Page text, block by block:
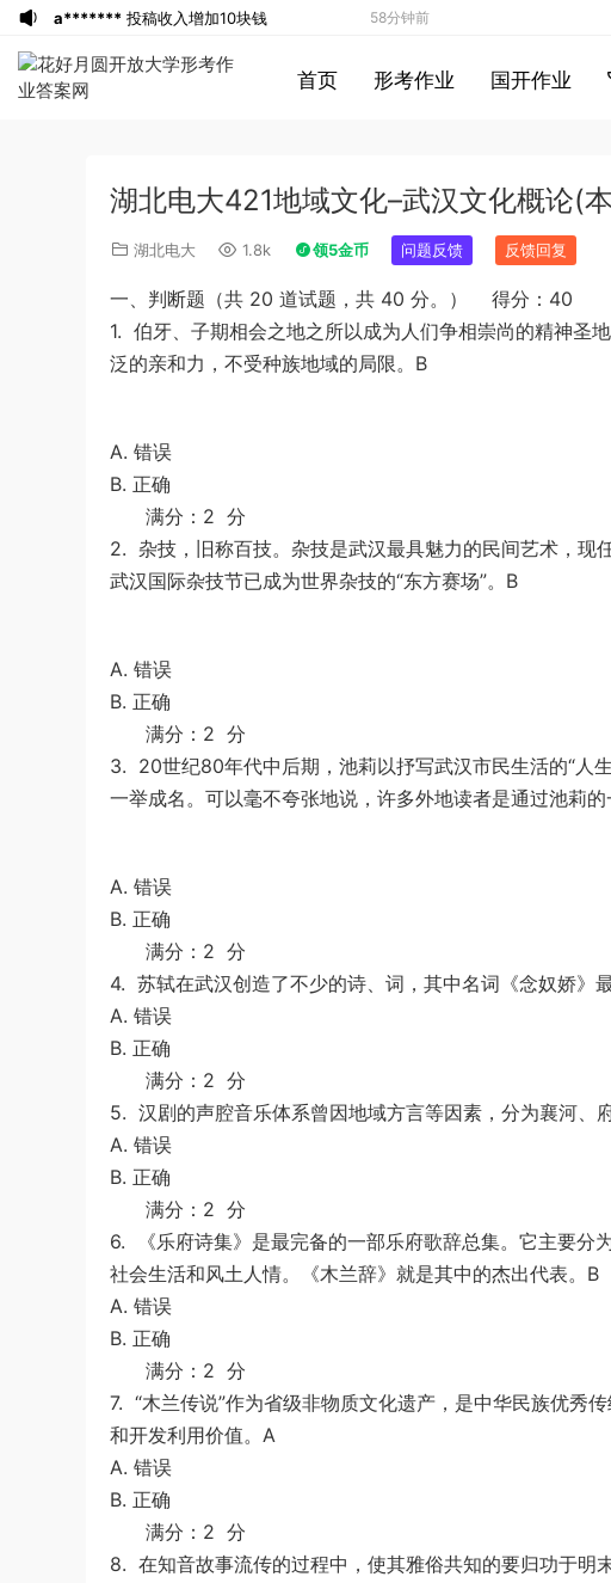
首页 形考作业 国开作业
湖北电大421地域文化–武汉文化概论(
湖北电大 1.8k 领5金币 问题反馈 反馈回复
一、判断题（共 20 道试题，共 40 分。） 得分：40
1. 伯牙、子期相会之地之所以成为人们争相崇尚的精神圣
泛的亲和力，不受种族地域的局限。B
A. 错误
B. 正确
满分：2 分
2. 杂技，旧称百技。杂技是武汉最具魅力的民间艺术，现
武汉国际杂技节已成为世界杂技的“东方赛场”。B
A. 错误
B. 正确
满分：2 分
3. 20世纪80年代中后期，池莉以抒写武汉市民生活的“
一举成名。可以毫不夸张地说，许多外地读者是通过池莉
A. 错误
B. 正确
满分：2 分
4. 苏轼在武汉创造了不少的诗、词，其中名词《念奴娇》
A. 错误
B. 正确
满分：2 分
5. 汉剧的声腔音乐体系曾因地域方言等因素，分为襄河、
A. 错误
B. 正确
满分：2 分
6.
《乐府诗集》是最完备的一部乐府歌辞总集。它主要
社会生活和风土人情。《木兰辞》就是其中的杰出代表。B
A. 错误
B. 正确
满分：2 分
7. “木兰传说”作为省级非物质文化遗产，是中华民族优秀
和开发利用价值。A
A. 错误
B. 正确
满分：2 分
8. 在知音故事流传的过程中，使其雅俗共知的要归功于明
a******* 投稿收入增加10块钱 58分钟前
u*******购买了资源順著大腦來生活：
從起床到就寢，用大腦喜歡的模式，活出
u******* 59分钟前
u*******签到打卡，获得1元奖励 2小时前
2小时前
员考试《行测》真题（A卷）参考答案及
3小时前
u*******签到打卡，获得1元奖励 3小时前
下载了资源 2016年河南公务员考试
《行测》真题答案及解析
5小时前
下载了资源 2021年公务员多省联考
6小时前
下载了资源
《行测》真题（县级）答案及解析
下载了资源
《行测》真题(下半年）答案及解析
下载了资源順著大腦來生活：
從起床到就寢，用大腦喜歡的模式，活出
創意、健康與生產力的最高生活法
u*******下载了资源順著大腦來生活：
從起床到就寢，用大腦喜歡的模式，活出
58分钟前